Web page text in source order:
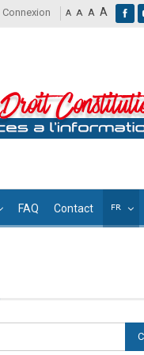
Connexion A A A A
FAQ Contact